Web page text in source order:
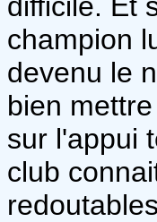
champion
devenu le
bien
sur l'appui
club